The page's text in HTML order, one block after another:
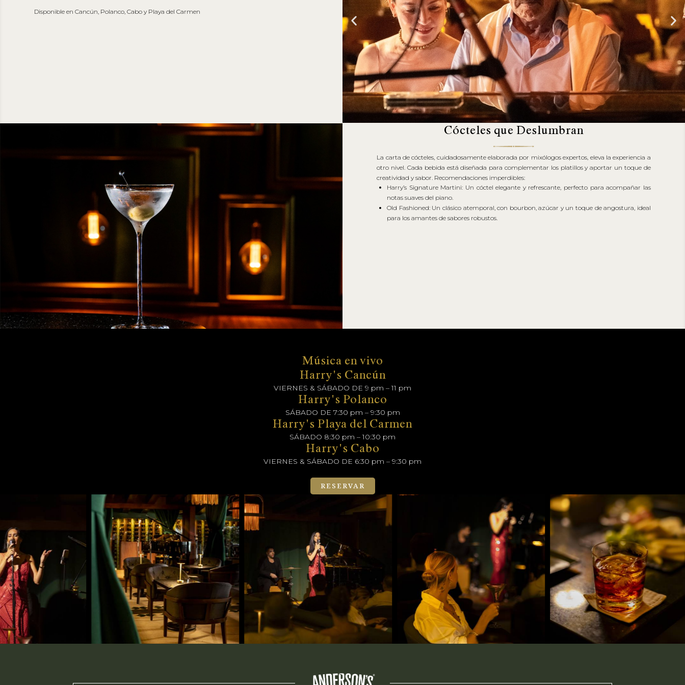
Disponible en Cancún, Polanco, Cabo y Playa del Carmen
Cócteles que Deslumbran
La carta de cócteles, cuidadosamente elaborada por mixólogos expertos, eleva la experiencia a
otro nivel. Cada bebida está diseñada para complementar los platillos y aportar un toque de
creatividad y sabor. Recomendaciones imperdibles:
Harry’s Signature Martini: Un cóctel elegante y refrescante, perfecto para acompañar las
notas suaves del piano.
Old Fashioned: Un clásico atemporal, con bourbon, azúcar y un toque de angostura, ideal
para los amantes de sabores robustos.
Música en vivo
Harry's Cancún
VIERNES & SÁBADO DE 9 pm – 11 pm
Harry's Polanco
SÁBADO DE 7:30 pm – 9:30 pm
Harry's Playa del Carmen
SÁBADO 8:30 pm – 10:30 pm
Harry's Cabo
VIERNES & SÁBADO DE 6:30 pm – 9:30 pm
RESERVAR